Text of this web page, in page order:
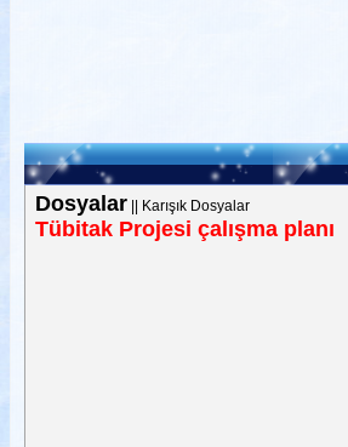
Dosyalar|| Karışık Dosyalar
Tübitak Projesi çalışma planı